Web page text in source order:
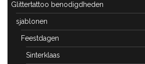
Glittertattoo benodigdheden
sjablonen
Feestdagen
Sinterklaas